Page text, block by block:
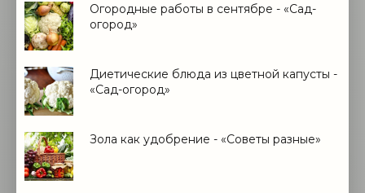
Огородные работы в сентябре - «Сад-
огород»
Диетические блюда из цветной капусты -
«Сад-огород»
Зола как удобрение - «Советы разные»